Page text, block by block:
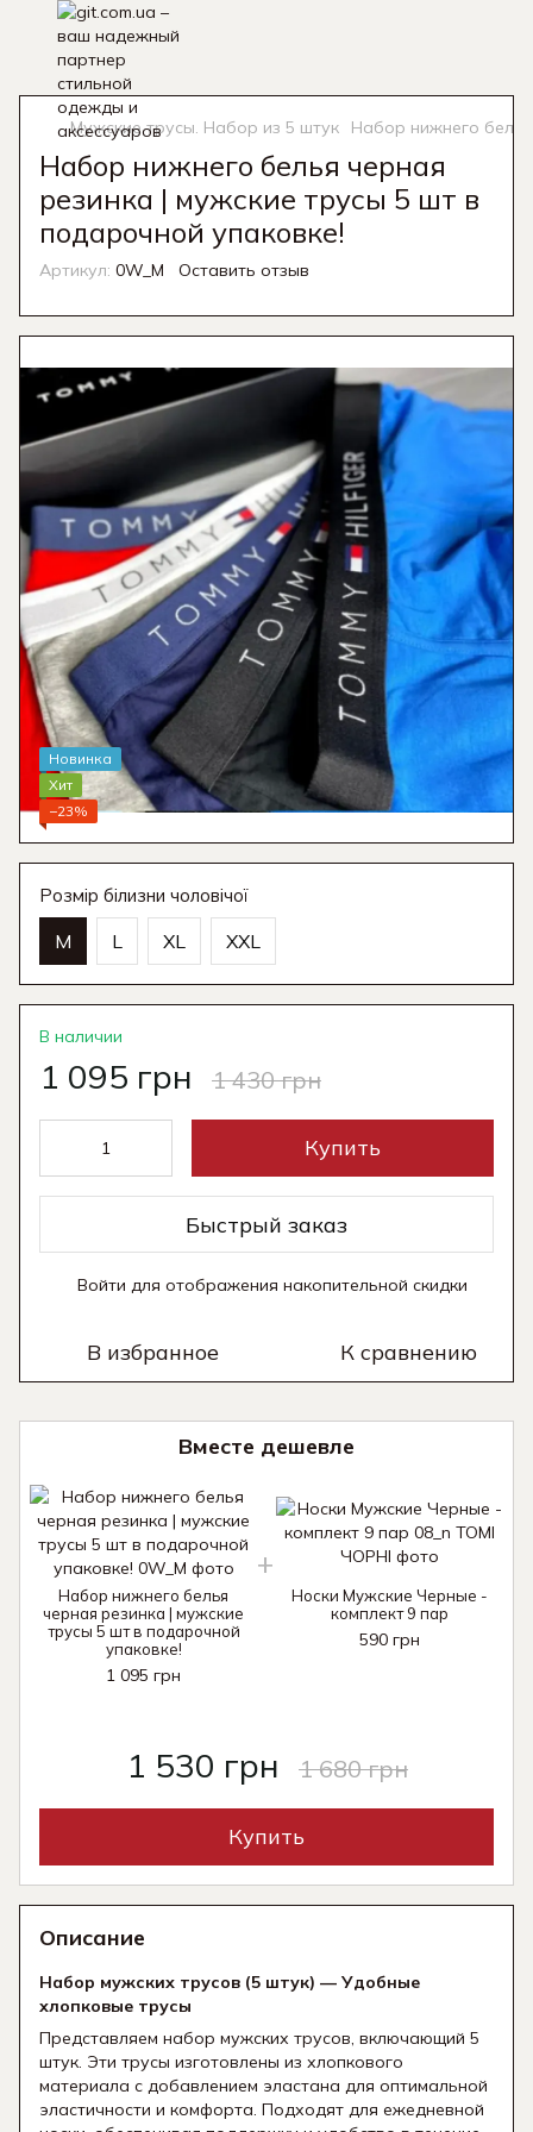
Мужские трусы. Набор из 5 штук Набор нижнего
Набор нижнего белья черная
резинка | мужские трусы 5 шт в
подарочной упаковке!
Артикул: 0W_M Оставить отзыв
Новинка
Хит
−23%
Розмір білизни чоловічої
M L XL XXL
В наличии
1 095 грн 1 430 грн
Купить
Быстрый заказ
Войти для отображения накопительной скидки
В избранное К сравнению
Вместе дешевле
Набор нижнего белья
черная резинка | мужские
трусы 5 шт в подарочной
упаковке!
1 095 грн
Носки Мужские Черные -
комплект 9 пар
590 грн
1 530 грн 1 680 грн
Купить
Описание
Набор мужских трусов (5 штук) — Удобные
хлопковые трусы
Представляем набор мужских трусов, включающий 5
штук. Эти трусы изготовлены из хлопкового
материала с добавлением эластана для оптимальной
эластичности и комфорта. Подходят для ежедневной